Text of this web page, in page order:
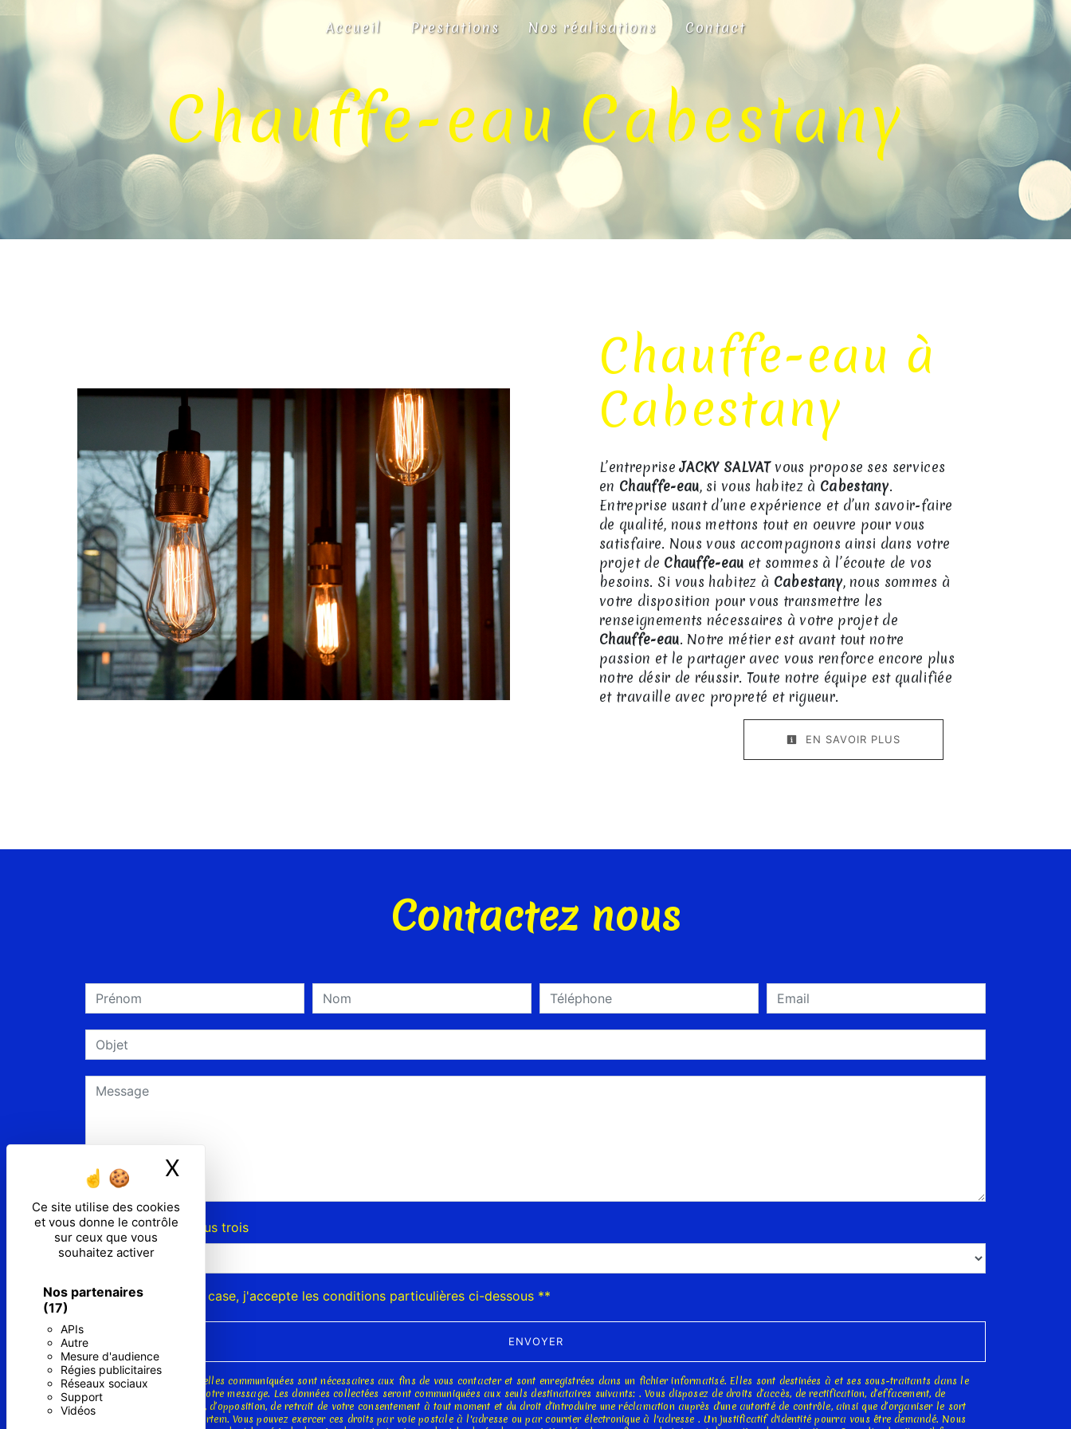
Ce site utilise des cookies
et vous donne le contrôle
sur ceux que vous
souhaitez activer
Nos partenaires
(17)
APIs
Autre
Mesure d'audience
Régies publicitaires
Réseaux sociaux
Support
Vidéos
X
Accueil Prestations Nos réalisations Contact
Chauffe-eau Cabestany
Chauffe-eau à
Cabestany
L’entrepriseJACKY SALVATvous propose ses services
en Chauffe-eau, si vous habitez à Cabestany.
Entreprise usant d’une expérience et d’un savoir-faire
de qualité, nous mettons tout en oeuvre pour vous
satisfaire. Nous vous accompagnons ainsi dans votre
projet de Chauffe-eau et sommes à l’écoute de vos
besoins. Si vous habitez à Cabestany, nous sommes à
votre disposition pour vous transmettre les
renseignements nécessaires à votre projet de
Chauffe-eau. Notre métier est avant tout notre
passion et le partager avec vous renforce encore plus
notre désir de réussir. Toute notre équipe est qualifiée
et travaille avec propreté et rigueur.
EN SAVOIR PLUS
Contactez nous
Combien font six plus trois
En cochant cette case, j'accepte les conditions particulières ci-dessous **
ENVOYER
** Les données personnelles communiquées sont nécessaires aux fins de vous contacter et sont enregistrées dans un fichier informatisé. Elles sont destinées à et ses sous-traitants dans le
seul but de répondre à votre message. Les données collectées seront communiquées aux seuls destinataires suivants: . Vous disposez de droits d’accès, de rectification, d’effacement, de
portabilité, de limitation, d’opposition, de retrait de votre consentement à tout moment et du droit d’introduire une réclamation auprès d’une autorité de contrôle, ainsi que d’organiser le sort
de vos données post-mortem. Vous pouvez exercer ces droits par voie postale à l'adresse ou par courrier électronique à l'adresse . Un justificatif d'identité pourra vous être demandé. Nous